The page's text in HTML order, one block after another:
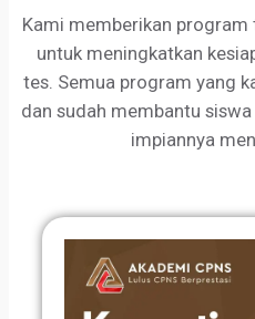
Kami memberikan program
untuk meningkatkan
tes. Semua program yang
dan sudah membantu
impiannya